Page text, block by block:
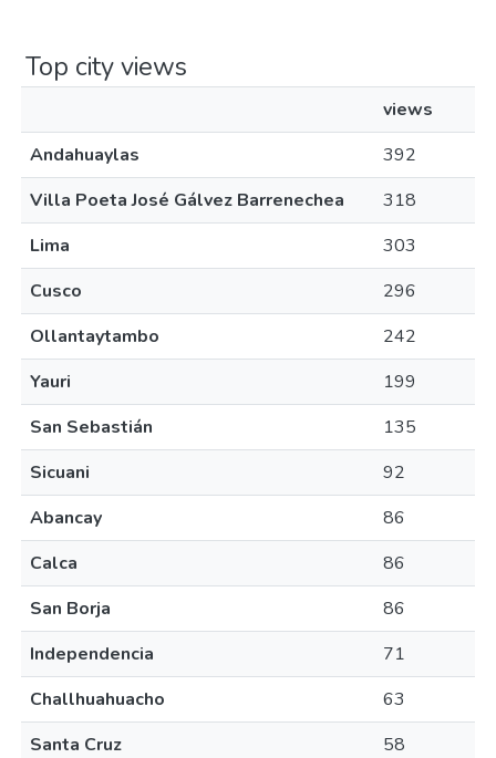
Top city views
views
Andahuaylas
392
Villa Poeta José Gálvez Barrenechea
318
Lima
303
Cusco
296
Ollantaytambo
242
Yauri
199
San Sebastián
135
Sicuani
92
Abancay
86
Calca
86
San Borja
86
Independencia
71
Challhuahuacho
63
Santa Cruz
58